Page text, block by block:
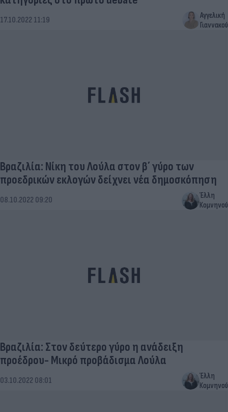
17.10.2022 11:19
Αγγελική
Γιαννακού
Βραζιλία: Νίκη του Λούλα στον β΄ γύρο των
προεδρικών εκλογών δείχνει νέα δημοσκόπηση
08.10.2022 09:20
Έλλη
Κομνηνού
Βραζιλία: Στον δεύτερο γύρο η ανάδειξη
προέδρου- Μικρό προβάδισμα Λούλα
03.10.2022 08:01
Έλλη
Κομνηνού